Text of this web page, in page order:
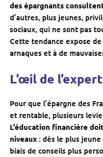
des épargnants
d’autres, plus jeunes,
sociaux, qui ne sont pas
Cette tendance expose
arnaques et à de
L’œil de l’expert
Pour que l’épargne des
et rentable, plusieurs
L’éducation financière
niveaux : dès le plus jeune
biais de conseils plus